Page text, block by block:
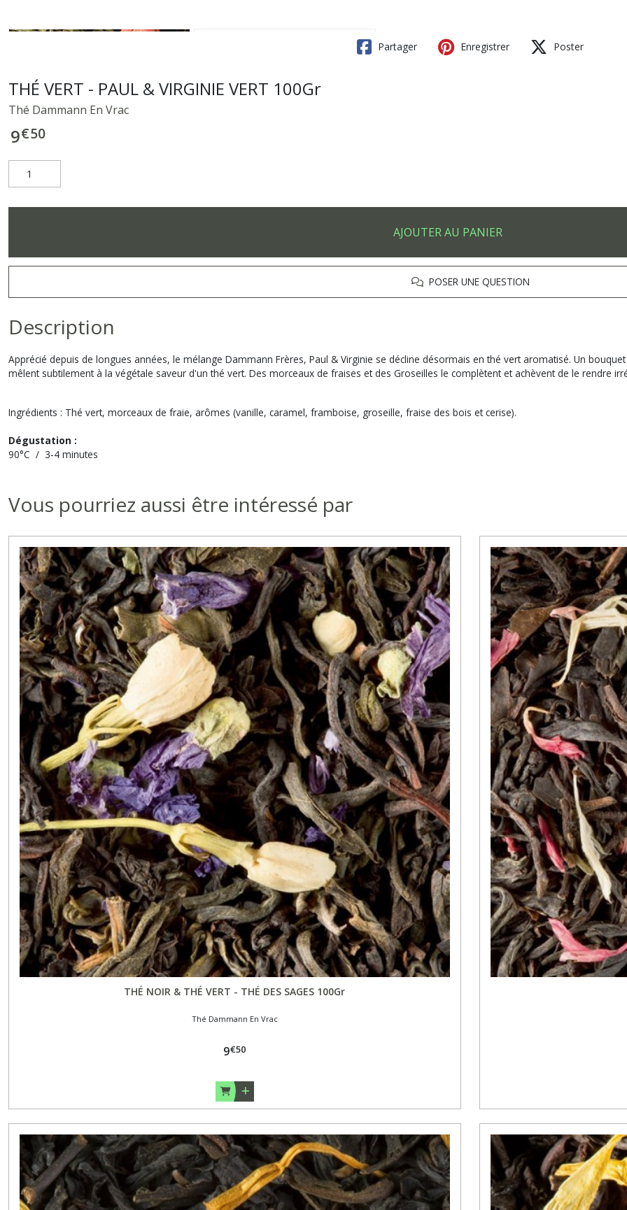
Partager Enregistrer Poster
THÉ VERT - PAUL & VIRGINIE VERT 100Gr
Thé Dammann En Vrac
9€50
AJOUTER AU PANIER
POSER UNE QUESTION
Description
Apprécié depuis de longues années, le mélange Dammann Frères, Paul & Virginie se décline désormais en thé vert aromatisé. Un
mêlent subtilement à la végétale saveur d'un thé vert. Des morceaux de fraises et des Groseilles le complètent et achèvent de le rendre
Ingrédients : Thé vert, morceaux de fraie, arômes (vanille, caramel, framboise, groseille, fraise des bois et cerise).
Dégustation :
90°C / 3-4 minutes
Vous pourriez aussi être intéressé par
THÉ NOIR & THÉ VERT - THÉ DES SAGES 100Gr
Thé Dammann En Vrac
9€50